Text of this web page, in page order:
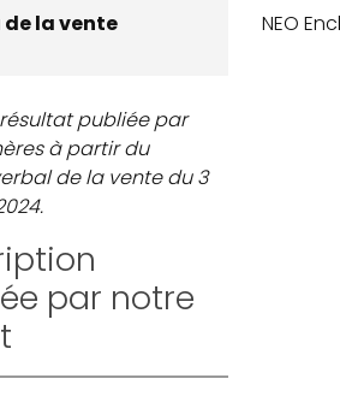
de la vente
NEO
publiée par
à partir du
de la vente du 3
par notre